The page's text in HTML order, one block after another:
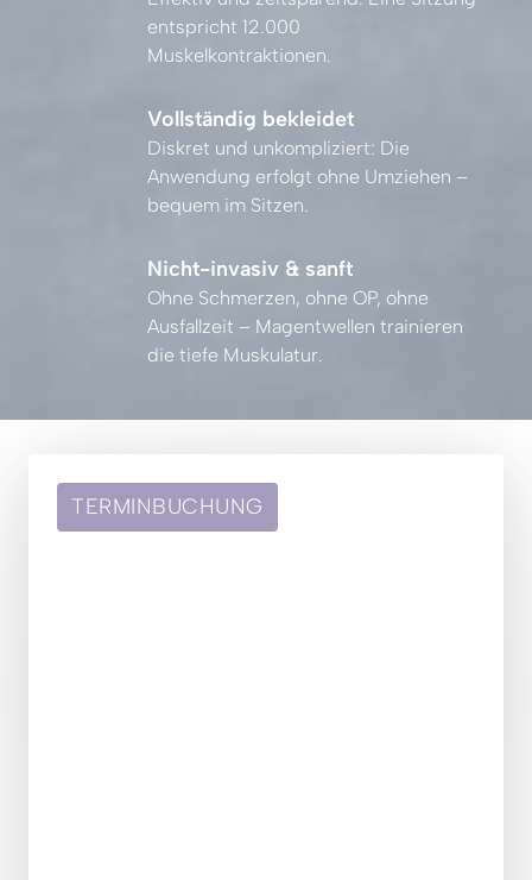
entspricht
Muskelkontraktionen.
Vollständig bekleidet
Diskret und unkompliziert:
Anwendung erfolgt ohne Umziehen
bequem im Sitzen.
Nicht-invasiv & sanft
Ohne Schmerzen, ohne OP,
Ausfallzeit – Magentwellen
die tiefe Muskulatur.
TERMINBUCHUNG